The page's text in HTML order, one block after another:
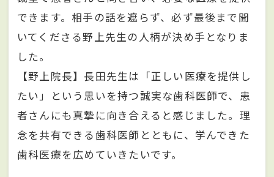
できます。相手の話を遮らず、必ず最後まで聞
いてくださる野上先生の人柄が決め手となりま
した。
【野上院長】長田先生は「正しい医療を提供し
たい」という思いを持つ誠実な歯科医師で、患
者さんにも真摯に向き合えると感じました。理
念を共有できる歯科医師とともに、学んできた
歯科医療を広めていきたいです。